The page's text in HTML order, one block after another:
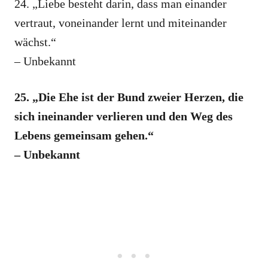
24. „Liebe besteht darin, dass man einander
vertraut, voneinander lernt und miteinander
wächst.“
– Unbekannt
25. „Die Ehe ist der Bund zweier Herzen, die
sich ineinander verlieren und den Weg des
Lebens gemeinsam gehen.“
– Unbekannt